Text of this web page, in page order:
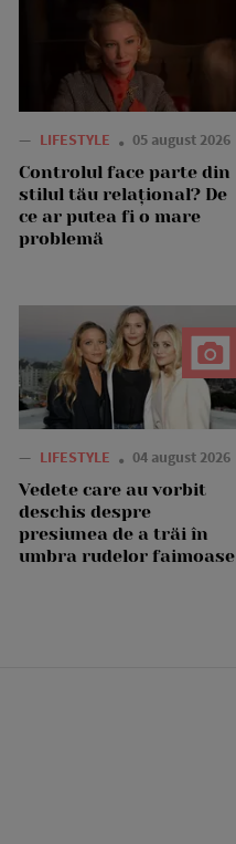
— LIFESTYLE 05 august 2026
Controlul face parte din
stilul tău relațional? De
ce ar putea fi o mare
problemă
— LIFESTYLE 04 august 2026
Vedete care au vorbit
deschis despre
presiunea de a trăi în
umbra rudelor faimoase